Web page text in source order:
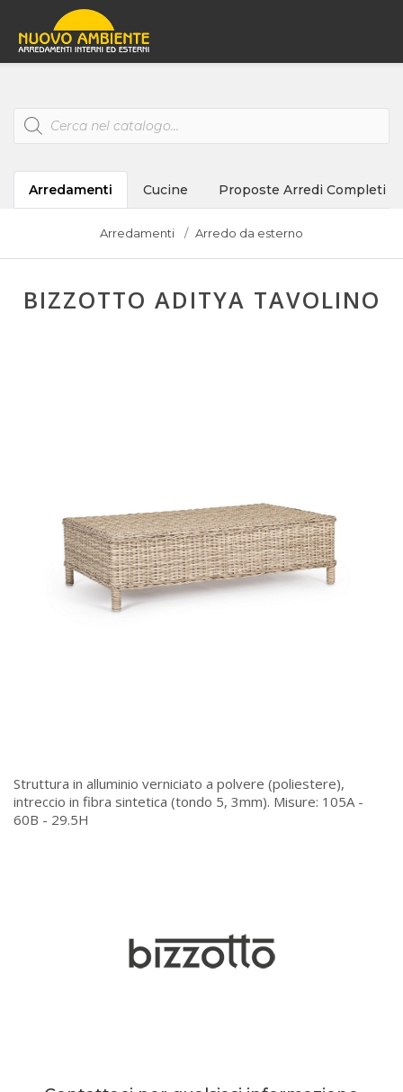
Products
search
Arredamenti Cucine Proposte Arredi Completi
Arredamenti Arredo da esterno
BIZZOTTO ADITYA TAVOLINO
Struttura in alluminio verniciato a polvere (poliestere),
intreccio in fibra sintetica (tondo 5, 3mm). Misure: 105A -
60B - 29.5H